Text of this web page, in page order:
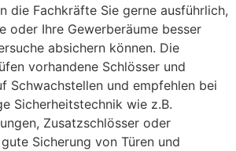
die Fachkräfte Sie gerne ausführlich,
oder Ihre Gewerberäume besser
absichern können. Die
vorhandene Schlösser und
Schwachstellen und empfehlen bei
Sicherheitstechnik wie z.B.
Zusatzschlösser oder
Sicherung von Türen und